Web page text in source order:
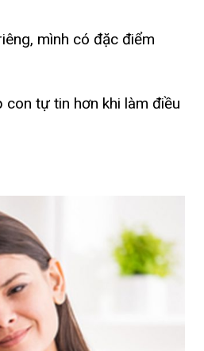
mình có đặc điểm
con tự tin hơn khi làm điều